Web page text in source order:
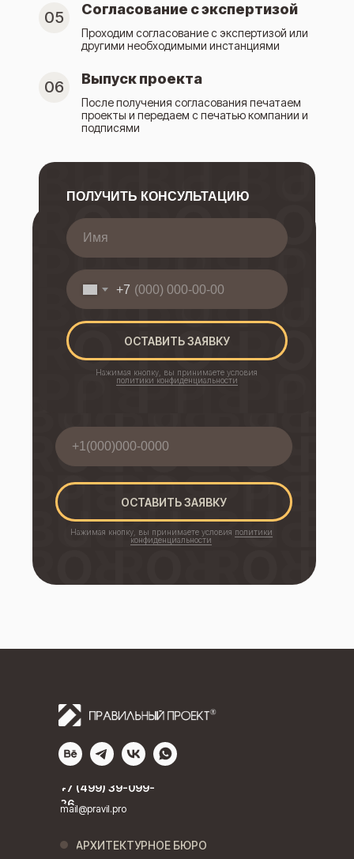
Нажимая кнопку, вы принимаете условия
политики конфиденциальности
+7
ОСТАВИТЬ ЗАЯВКУ
ПОЛУЧИТЬ КОНСУЛЬТАЦИЮ
06 Выпуск проекта
После получения согласования печатаем
проекты и передаем с печатью компании и
подписями
05 Согласование с экспертизой
Проходим согласование с экспертизой или
другими необходимыми инстанциями
ДАВАЙТЕ ОБСУДИМ ДЕТАЛИ
ВАШЕГО ПРОЕКТА
Мы всегда готовы ответить на ваши
вопросы
ОСТАВИТЬ ЗАЯВКУ
Нажимая кнопку, вы принимаете условия политики
конфиденциальности
mail@pravil.pro
+7 (499) 39-099-
36
АРХИТЕКТУРНОЕ БЮРО